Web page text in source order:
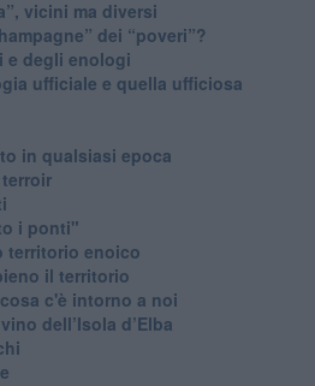
vicini ma diversi
dei “poveri”?
e degli enologi
ufficiale e quella ufficiosa
in qualsiasi epoca
i ponti"
territorio enoico
il territorio
c'è intorno a noi
dell’Isola d’Elba